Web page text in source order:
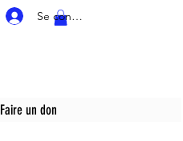
Se connecter
Faire un don